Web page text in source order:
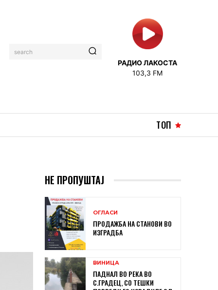
search
РАДИО ЛАКОСТА
103,3 FM
ТОП
НЕ ПРОПУШТАЈ
ОГЛАСИ
ПРОДАЖБА НА СТАНОВИ ВО
ИЗГРАДБА
ВИНИЦА
ПАДНАЛ ВО РЕКА ВО
С.ГРАДЕЦ, СО ТЕШКИ